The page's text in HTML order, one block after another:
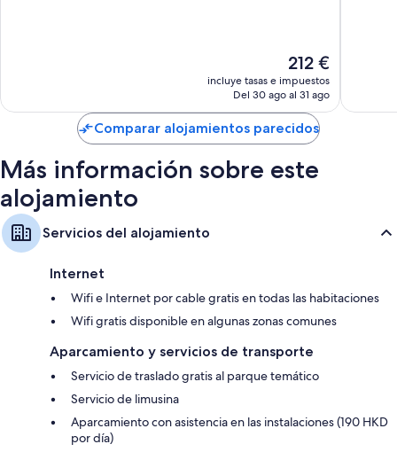
El
precio
actual
de
212 €
212 €
incluye tasas e impuestos
Del 30 ago al 31 ago
Comparar alojamientos parecidos
Más información sobre este
alojamiento
Servicios del alojamiento
Internet
Wifi e Internet por cable gratis en todas las habitaciones
Wifi gratis disponible en algunas zonas comunes
Aparcamiento y servicios de transporte
Servicio de traslado gratis al parque temático
Servicio de limusina
Aparcamiento con asistencia en las instalaciones (190 HKD
por día)